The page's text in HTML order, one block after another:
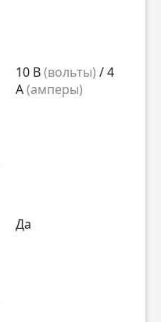
10 В(вольты) / 4
А(амперы)
Да